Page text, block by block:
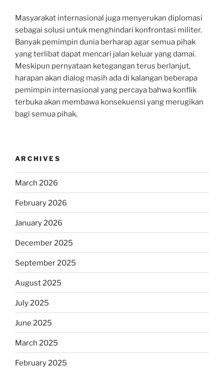
Masyarakat internasional juga menyerukan diplomasi
sebagai solusi untuk menghindari konfrontasi militer.
Banyak pemimpin dunia berharap agar semua pihak
yang terlibat dapat mencari jalan keluar yang damai.
Meskipun pernyataan ketegangan terus berlanjut,
harapan akan dialog masih ada di kalangan beberapa
pemimpin internasional yang percaya bahwa konflik
terbuka akan membawa konsekuensi yang merugikan
bagi semua pihak.
ARCHIVES
March 2026
February 2026
January 2026
December 2025
September 2025
August 2025
July 2025
June 2025
March 2025
February 2025